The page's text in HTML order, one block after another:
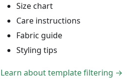
Size chart
Care instructions
Fabric guide
Styling tips
Learn about template filtering →